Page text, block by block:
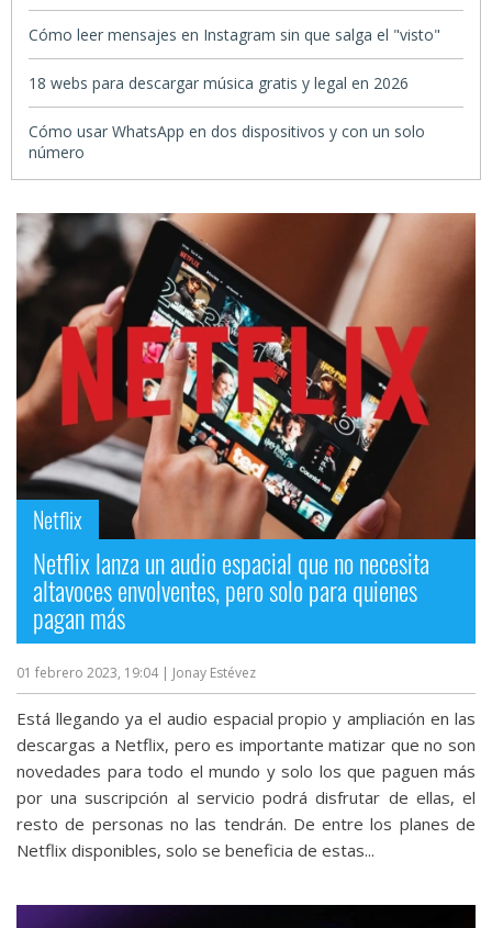
Cómo leer mensajes en Instagram sin que salga el "visto"
18 webs para descargar música gratis y legal en 2026
Cómo usar WhatsApp en dos dispositivos y con un solo
número
Netflix
Netflix lanza un audio espacial que no necesita
altavoces envolventes, pero solo para quienes
pagan más
01 febrero 2023, 19:04 | Jonay Estévez
Está llegando ya el audio espacial propio y ampliación en las
descargas a Netflix, pero es importante matizar que no son
novedades para todo el mundo y solo los que paguen más
por una suscripción al servicio podrá disfrutar de ellas, el
resto de personas no las tendrán. De entre los planes de
Netflix disponibles, solo se beneficia de estas...